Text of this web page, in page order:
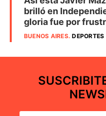
brilló en
gloria fue por
BUENOS AIRES.DEPORTES